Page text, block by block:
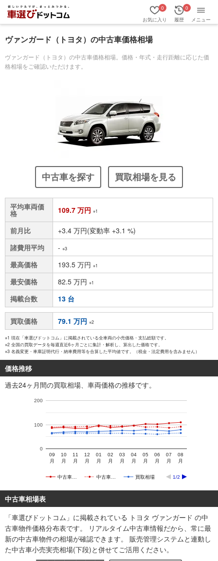
お気に入り
0
履歴
0
メニュー
ヴァンガード（トヨタ）の中古車価格相場
ヴァンガード（トヨタ）の中古車価格相場。価格・年式・走行距離に応じた価
格相場をご確認いただけます。
中古車を探す 買取相場を見る
平均車両価
格 109.7 万円 ※1
前月比
+3.4 万円(変動率 +3.1 %)
諸費用平均
- ※3
最高価格 193.5 万円 ※1
最安価格 82.5 万円 ※1
掲載台数 13 台
買取価格 79.1 万円 ※2
※1 現在「車選びドットコム」に掲載されている全車両の小売価格・支払総額です。
※2 全国の買取データを毎週直近6ヶ月ごとに集計・解析し、算出した価格です。
※3 名義変更・車庫証明代行・納車費用等を合算した平均値です。（税金・法定費用を含みません）
価格推移
過去24ヶ月間の買取相場、車両価格の推移です。
中古車… 中古車… 買取相場 1/2
09
月
10
月
11
月
12
月
01
月
02
月
03
月
04
月
05
月
06
月
07
月
08
月
0
100
200
中古車相場表
「車選びドットコム」に掲載されている トヨタ ヴァンガード の中
古車物件価格分布表です。 リアルタイム中古車情報だから、常に最
新の中古車物件の相場が確認できます。 販売管理システムと連動し
た中古車小売実売相場(下段)と併せてご活用ください。